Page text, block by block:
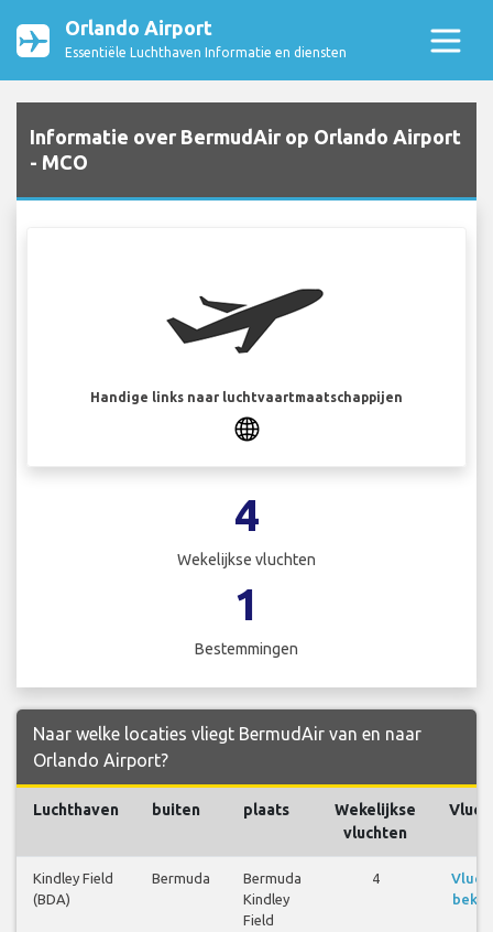
Orlando Airport
Essentiële Luchthaven Informatie en diensten
Informatie over BermudAir op Orlando Airport
- MCO
Handige links naar luchtvaartmaatschappijen
4
Wekelijkse vluchten
1
Bestemmingen
Naar welke locaties vliegt BermudAir van en naar
Orlando Airport?
Luchthaven buiten plaats
Wekelijkse
vluchten
Kindley Field
(BDA)
Bermuda
Bermuda
Kindley
Field
4